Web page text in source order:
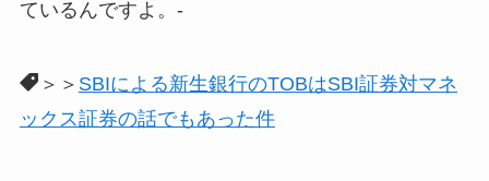
ているんですよ。-
＞＞ SBIによる新生銀行のTOBはSBI証券対マネ
ックス証券の話でもあった件